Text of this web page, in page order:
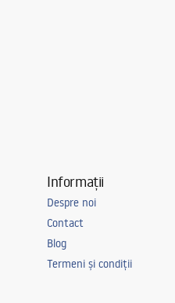
Informații
Despre noi
Contact
Blog
Termeni și condiții